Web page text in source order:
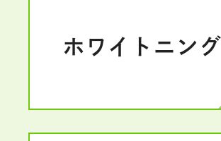
ホワイトニング